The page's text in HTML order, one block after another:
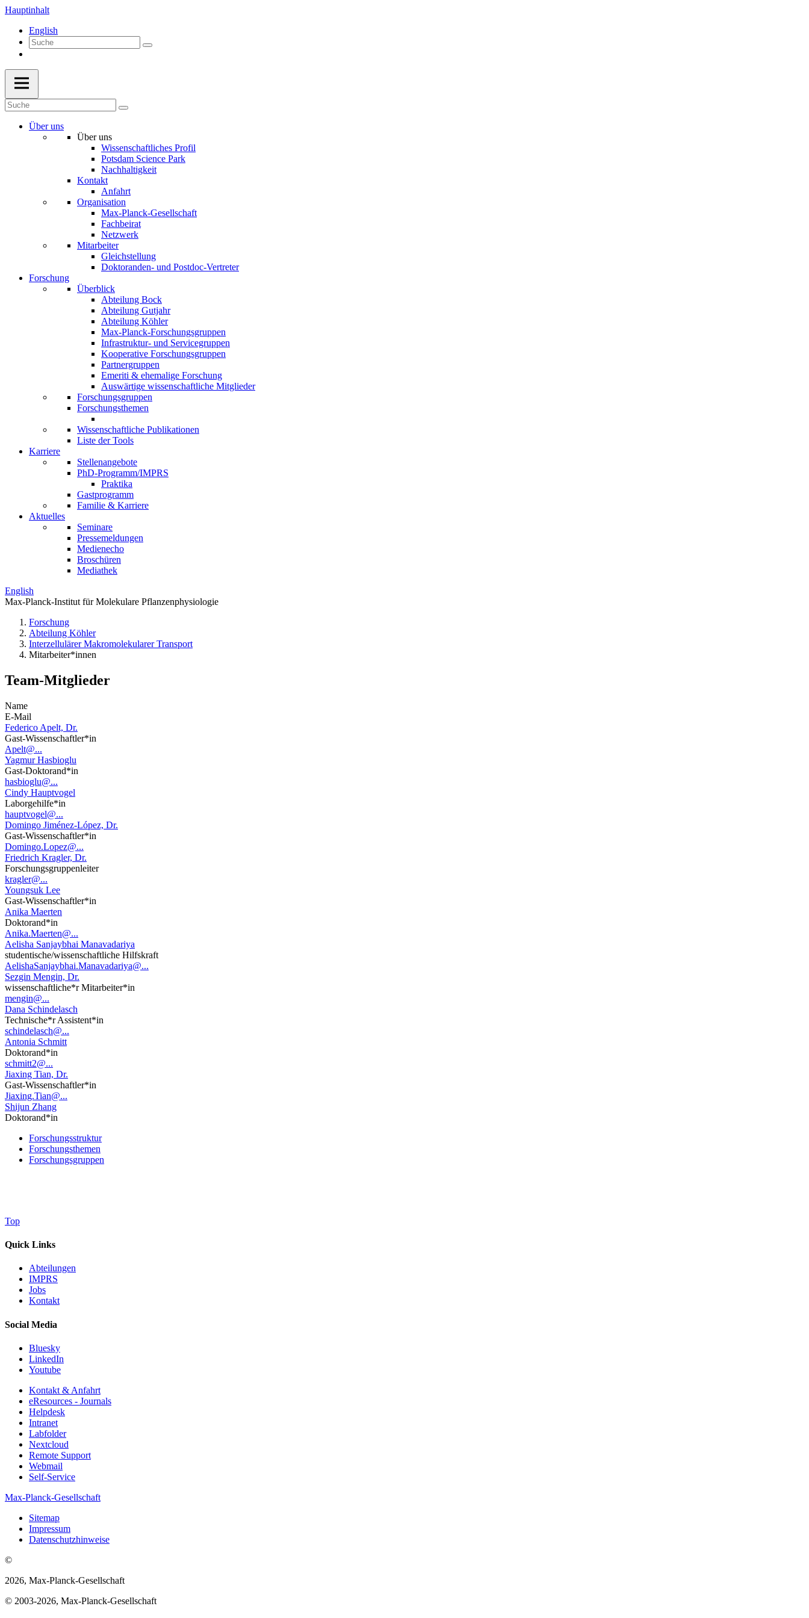
Hauptinhalt
English
Über uns
Über uns
Wissenschaftliches Profil
Potsdam Science Park
Nachhaltigkeit
Kontakt
Anfahrt
Organisation
Max-Planck-Gesellschaft
Fachbeirat
Netzwerk
Mitarbeiter
Gleichstellung
Doktoranden- und Postdoc-Vertreter
Forschung
Überblick
Abteilung Bock
Abteilung Gutjahr
Abteilung Köhler
Max-Planck-Forschungsgruppen
Infrastruktur- und Servicegruppen
Kooperative Forschungsgruppen
Partnergruppen
Emeriti & ehemalige Forschung
Auswärtige wissenschaftliche Mitglieder
Forschungsgruppen
Forschungsthemen
Wissenschaftliche Publikationen
Liste der Tools
Karriere
Stellenangebote
PhD-Programm/IMPRS
Praktika
Gastprogramm
Familie & Karriere
Aktuelles
Seminare
Pressemeldungen
Medienecho
Broschüren
Mediathek
English
Max-Planck-Institut für Molekulare Pflanzenphysiologie
Forschung
Abteilung Köhler
Interzellulärer Makromolekularer Transport
Mitarbeiter*innen
Team-Mitglieder
Name
E-Mail
Federico Apelt, Dr.
Gast-Wissenschaftler*in
Apelt@...
Yagmur Hasbioglu
Gast-Doktorand*in
hasbioglu@...
Cindy Hauptvogel
Laborgehilfe*in
hauptvogel@...
Domingo Jiménez-López, Dr.
Gast-Wissenschaftler*in
Domingo.Lopez@...
Friedrich Kragler, Dr.
Forschungsgruppenleiter
kragler@...
Youngsuk Lee
Gast-Wissenschaftler*in
Anika Maerten
Doktorand*in
Anika.Maerten@...
Aelisha Sanjaybhai Manavadariya
studentische/wissenschaftliche Hilfskraft
AelishaSanjaybhai.Manavadariya@...
Sezgin Mengin, Dr.
wissenschaftliche*r Mitarbeiter*in
mengin@...
Dana Schindelasch
Technische*r Assistent*in
schindelasch@...
Antonia Schmitt
Doktorand*in
schmitt2@...
Jiaxing Tian, Dr.
Gast-Wissenschaftler*in
Jiaxing.Tian@...
Shijun Zhang
Doktorand*in
Forschungsstruktur
Forschungsthemen
Forschungsgruppen
Top
Quick Links
Abteilungen
IMPRS
Jobs
Kontakt
Social Media
Bluesky
LinkedIn
Youtube
Kontakt & Anfahrt
eResources - Journals
Helpdesk
Intranet
Labfolder
Nextcloud
Remote Support
Webmail
Self-Service
Max-Planck-Gesellschaft
Sitemap
Impressum
Datenschutzhinweise
©
2026, Max-Planck-Gesellschaft
© 2003-2026, Max-Planck-Gesellschaft